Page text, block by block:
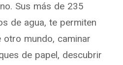
Sus más de 235
de agua, te permiten
otro mundo, caminar
de papel, descubrir